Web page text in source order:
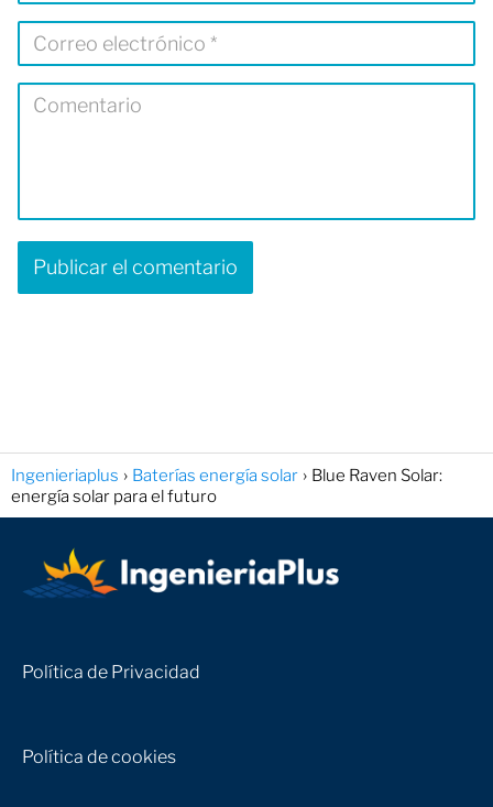
Ingenieriaplus Baterías energía solar
Blue Raven Solar:
energía solar para el futuro
Política de Privacidad
Política de cookies